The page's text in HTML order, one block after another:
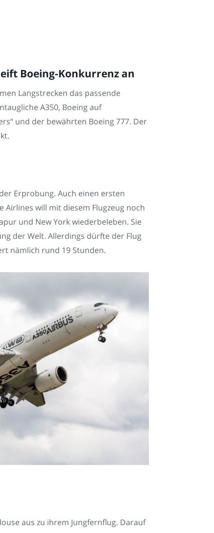
Boeing-Konkurrenz an
Langstrecken das passende
A350, Boeing auf
und der bewährten Boeing 777. Der
Erprobung. Auch einen ersten
Airlines will mit diesem Flugzeug noch
und New York wiederbeleben. Sie
der Welt. Allerdings dürfte der Flug
nämlich rund 19 Stunden.
aus zu ihrem Jungfernflug. Darauf